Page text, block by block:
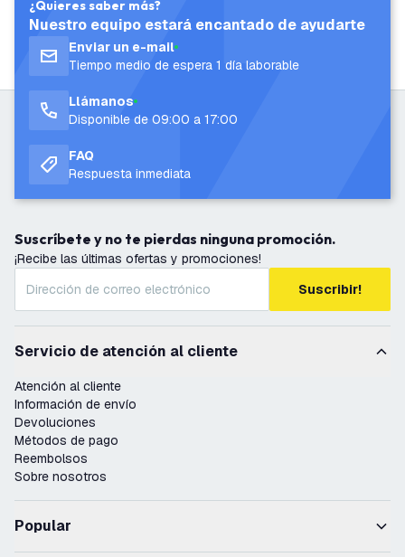
¿Quieres saber más?
Nuestro equipo estará encantado de ayudarte
Enviar un e-mail
Tiempo medio de espera 1 día laborable
Llámanos
Disponible de 09:00 a 17:00
FAQ
Respuesta inmediata
Suscríbete y no te pierdas ninguna promoción.
¡Recibe las últimas ofertas y promociones!
Suscribir!
Servicio de atención al cliente
Atención al cliente
Información de envío
Devoluciones
Métodos de pago
Reembolsos
Sobre nosotros
Popular